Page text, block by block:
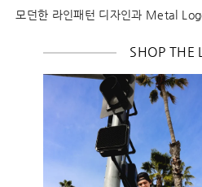
모던한 라인패턴 디자인과 Metal
SHOP THE